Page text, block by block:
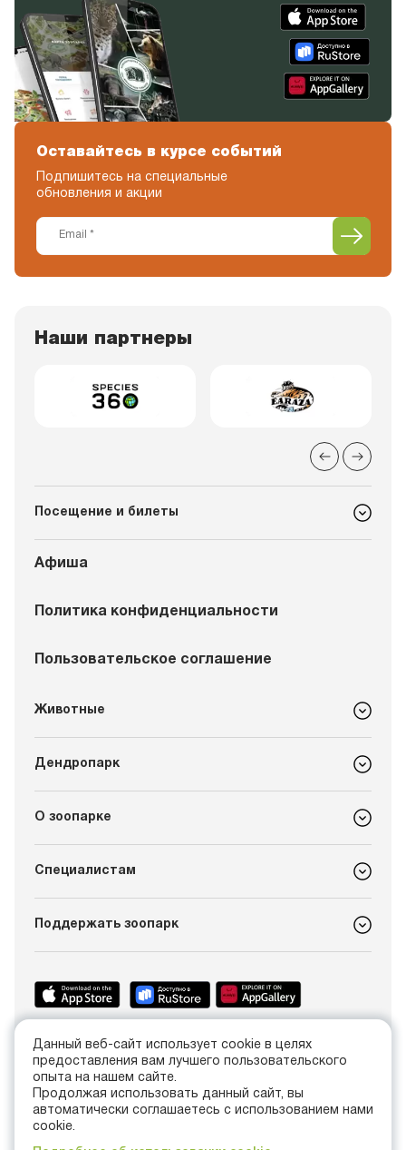
Данный веб-сайт использует cookie в целях
предоставления вам лучшего пользовательского
опыта на нашем сайте.
Продолжая использовать данный сайт, вы
автоматически соглашаетесь с использованием нами
cookie.
Оставайтесь в курсе событий
Подпишитесь на специальные
обновления и акции
Наши партнеры
Посещение и билеты
Афиша
Политика конфиденциальности
Пользовательское соглашение
Животные
Дендропарк
О зоопарке
Специалистам
Поддержать зоопарк
+7 (4012) 21-89-14
info@kldzoo.ru
Россия, г. Калининград, проспект Мира, 26